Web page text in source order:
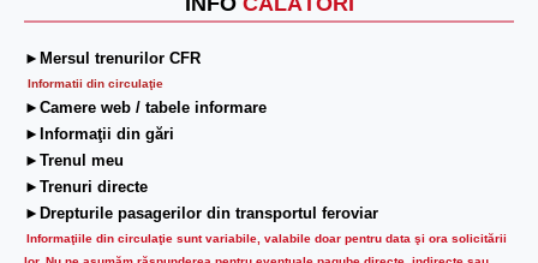
►Mersul trenurilor CFR
Informatii din circulaţie
►Camere web / tabele informare
►Informaţii din gări
►Trenul meu
►Trenuri directe
►Drepturile pasagerilor din transportul feroviar
Informaţiile din circulaţie sunt variabile, valabile doar pentru data şi ora solicitării